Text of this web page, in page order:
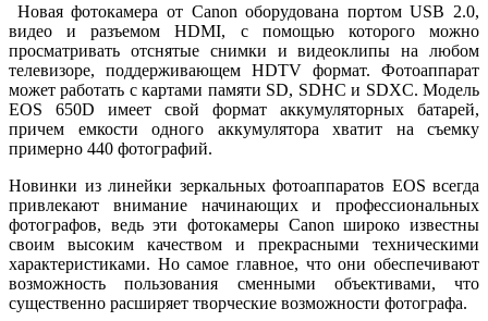
Новая фотокамера от Canon оборудована портом USB 2.0,
видео и разъемом HDMI, с помощью которого можно
просматривать отснятые снимки и видеоклипы на любом
телевизоре, поддерживающем HDTV формат. Фотоаппарат
может работать с картами памяти SD, SDHC и SDXC. Модель
EOS 650D имеет свой формат аккумуляторных батарей,
причем емкости одного аккумулятора хватит на съемку
примерно 440 фотографий.
Новинки из линейки зеркальных фотоаппаратов EOS всегда
привлекают внимание начинающих и профессиональных
фотографов, ведь эти фотокамеры Canon широко известны
своим высоким качеством и прекрасными техническими
характеристиками. Но самое главное, что они обеспечивают
возможность пользования сменными объективами, что
существенно расширяет творческие возможности фотографа.